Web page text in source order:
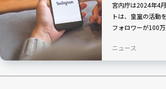
宮内庁は2024年4
トは、皇室の活動
フォロワーが100
ナコ、ルクセンブ
ます。
ニュース